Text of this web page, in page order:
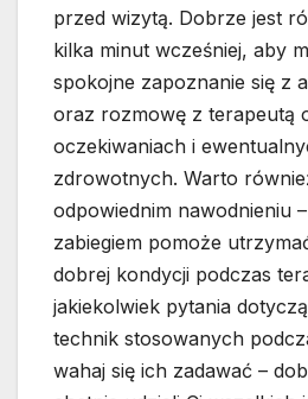
przed wizytą. Dobrze jest
kilka minut wcześniej, aby
spokojne zapoznanie się z
oraz rozmowę z terapeutą
oczekiwaniach i
zdrowotnych. Warto
odpowiednim nawodnieniu
zabiegiem pomoże
dobrej kondycji podczas
jakiekolwiek pytania
technik stosowanych
wahaj się ich zadawać –